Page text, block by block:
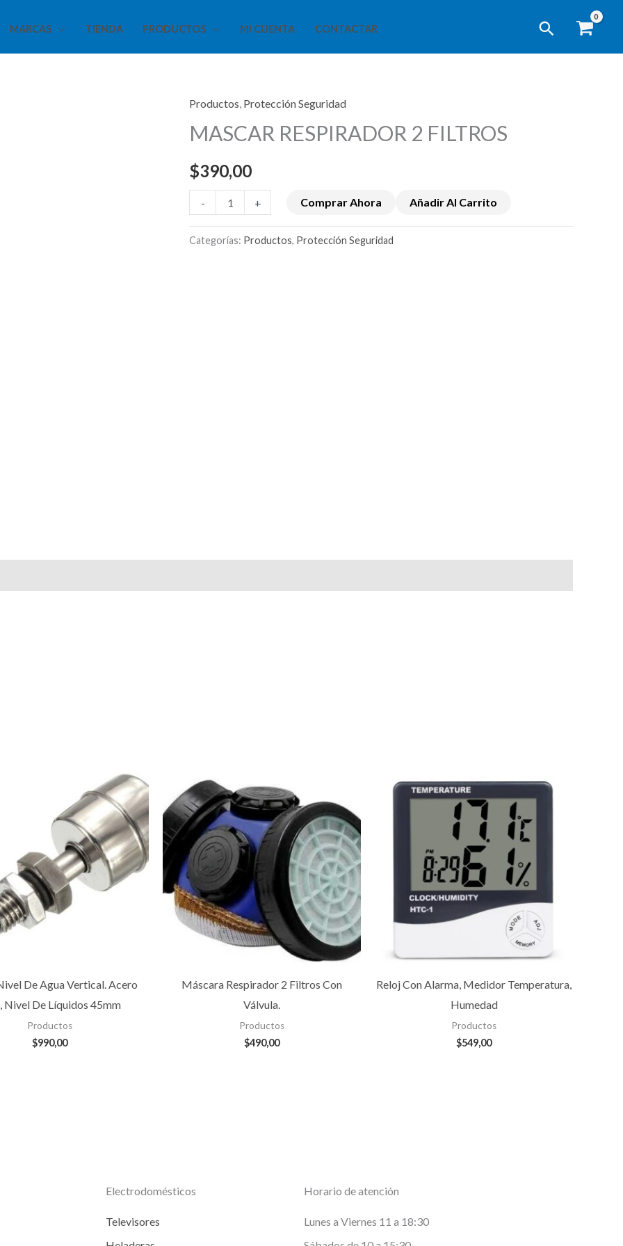
MARCAS TIENDA PRODUCTOS MI CUENTA CONTACTAR Buscar
Productos, Protección Seguridad
MASCAR RESPIRADOR 2 FILTROS
$390,00
-
MASCAR
RESPIRADOR
FILTROS
cantidad
+
Comprar Ahora Añadir Al Carrito
Categorías: Productos, Protección Seguridad
De Agua Vertical. Acero
Nivel De Líquidos 45mm
Productos
$990,00
Máscara Respirador 2 Filtros Con
Válvula.
Productos
$490,00
Reloj Con Alarma, Medidor Temperatura,
Humedad
Productos
$549,00
Electrodomésticos
Televisores
Horario de atención
Lunes a Viernes 11 a 18:30